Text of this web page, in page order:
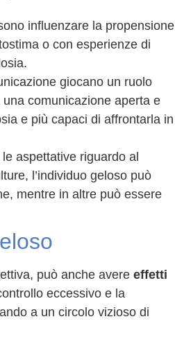
influenzare la propensione
o con esperienze di
giocano un ruolo
comunicazione aperta e
e più capaci di affrontarla in
aspettative riguardo al
l’individuo geloso può
mentre in altre può essere
può anche avere effetti
eccessivo e la
a un circolo vizioso di